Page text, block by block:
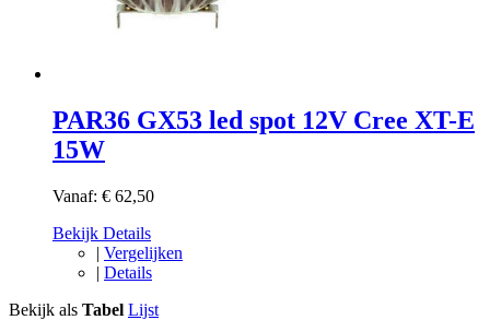
PAR36 GX53 led spot 12V Cree XT-E
15W
Vanaf: € 62,50
Bekijk Details
| Vergelijken
| Details
Bekijk als Tabel Lijst